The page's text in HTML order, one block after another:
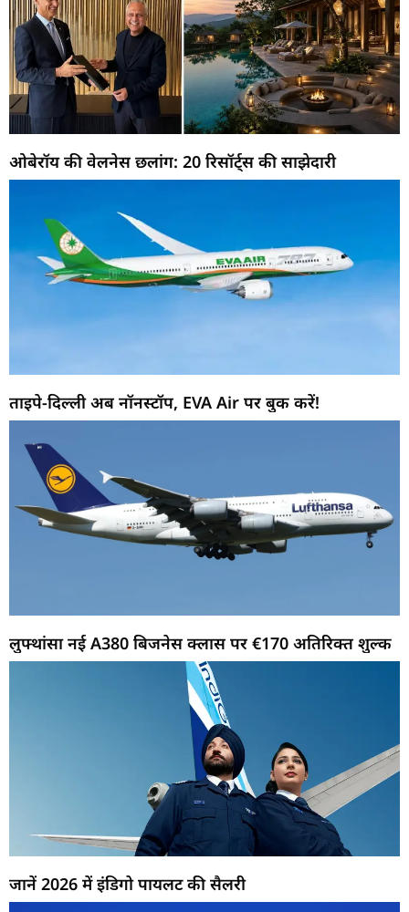
ओबेरॉय की वेलनेस छलांग: 20 रिसॉर्ट्स की साझेदारी
ताइपे-दिल्ली अब नॉनस्टॉप, EVA Air पर बुक करें!
लुफ्थांसा नई A380 बिजनेस क्लास पर €170 अतिरिक्त शुल्क
जानें 2026 में इंडिगो पायलट की सैलरी